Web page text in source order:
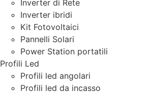
Inverter di Rete
Inverter ibridi
Kit Fotovoltaici
Pannelli Solari
Power Station portatili
Profili Led
Profili led angolari
Profili led da incasso